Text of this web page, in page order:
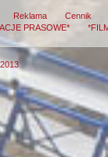
Reklama
Cennik
PRASOWE*